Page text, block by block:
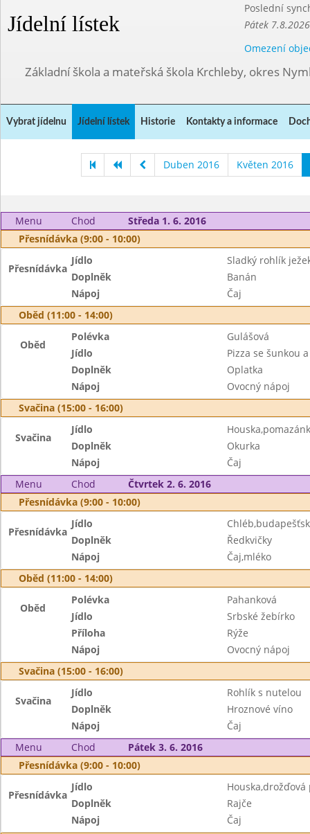
Jídelní lístek
Poslední
Pátek
Omezení
Základní škola a mateřská škola Krchleby, okres
Vybrat jídelnu Jídelní lístek Historie Kontakty a informace
Duben 2016 Květen 2016
Menu Chod
Středa 1. 6. 2016
Přesnídávka (9:00 - 10:00)
Přesnídávka
Jídlo
Sladký rohlík
Doplněk
Banán
Nápoj
Čaj
Oběd (11:00 - 14:00)
Oběd
Polévka
Gulášová
Jídlo
Pizza se šunkou
Doplněk
Oplatka
Nápoj
Ovocný nápoj
Svačina (15:00 - 16:00)
Svačina
Jídlo
Doplněk
Okurka
Nápoj
Čaj
Menu
Chod
Čtvrtek 2. 6. 2016
Přesnídávka (9:00 - 10:00)
Přesnídávka
Jídlo
Doplněk
Ředkvičky
Nápoj
Čaj,mléko
Oběd (11:00 - 14:00)
Oběd
Polévka
Pahanková
Jídlo
Srbské žebírko
Příloha
Rýže
Nápoj
Ovocný nápoj
Svačina (15:00 - 16:00)
Svačina
Jídlo
Rohlík s nutelou
Doplněk
Hroznové víno
Nápoj
Čaj
Menu
Chod
Pátek 3. 6. 2016
Přesnídávka (9:00 - 10:00)
Přesnídávka
Jídlo
Houska,drožďová
Doplněk
Rajče
Nápoj
Čaj